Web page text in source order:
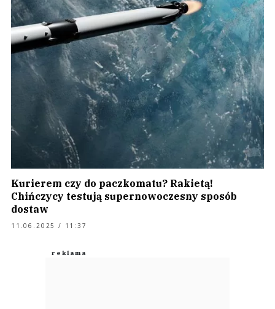
Kurierem czy do paczkomatu? Rakietą!
Chińczycy testują supernowoczesny sposób
dostaw
11.06.2025 / 11:37